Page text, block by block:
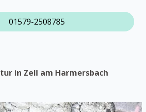
01579-2508785
in Zell am Harmersbach